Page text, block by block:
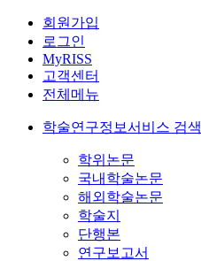
회원가입
로그인
MyRISS
고객센터
전체메뉴
학술연구정보서비스 검색
학위논문
국내학술논문
해외학술논문
학술지
단행본
연구보고서